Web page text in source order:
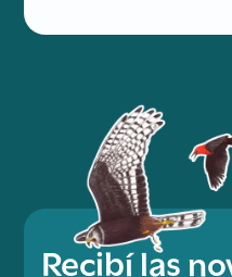
Recibí las